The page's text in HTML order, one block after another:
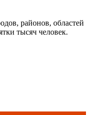
районов, областей
тысяч человек.